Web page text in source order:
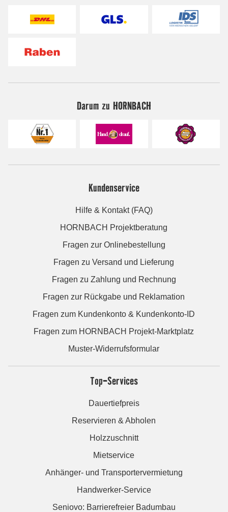
Darum zu HORNBACH
Kundenservice
Hilfe & Kontakt (FAQ)
HORNBACH Projektberatung
Fragen zur Onlinebestellung
Fragen zu Versand und Lieferung
Fragen zu Zahlung und Rechnung
Fragen zur Rückgabe und Reklamation
Fragen zum Kundenkonto & Kundenkonto-ID
Fragen zum HORNBACH Projekt-Marktplatz
Muster-Widerrufsformular
Top-Services
Dauertiefpreis
Reservieren & Abholen
Holzzuschnitt
Mietservice
Anhänger- und Transportervermietung
Handwerker-Service
Seniovo: Barrierefreier Badumbau